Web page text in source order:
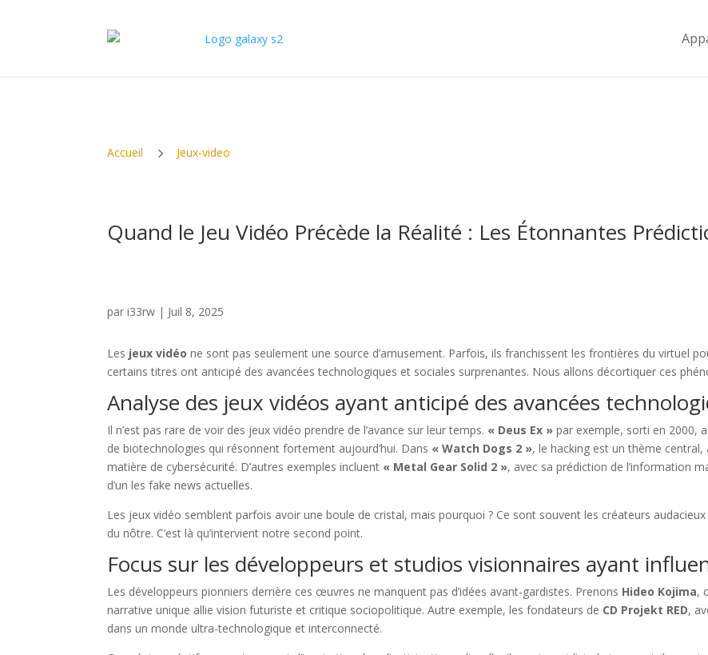
Accueil 5 Jeux-video
Quand le Jeu Vidéo Précède la Réalité : Les Étonnantes
pari33rw | Juil 8, 2025
Les jeux vidéo ne sont pas seulement une source d’amusement. Parfois, ils franchissent les frontières du virtuel
certains titres ont anticipé des avancées technologiques et sociales surprenantes. Nous allons décortiquer ces
Analyse des jeux vidéos ayant anticipé des avancées
Il n’est pas rare de voir des jeux vidéo prendre de l’avance sur leur temps. « Deus Ex » par exemple, sorti en 2000,
de biotechnologies qui résonnent fortement aujourd’hui. Dans « Watch Dogs 2 », le hacking est un thème
matière de cybersécurité. D’autres exemples incluent « Metal Gear Solid 2 », avec sa prédiction de l’information
d’un les fake news actuelles.
Les jeux vidéo semblent parfois avoir une boule de cristal, mais pourquoi ? Ce sont souvent les créateurs
du nôtre. C’est là qu’intervient notre second point.
Focus sur les développeurs et studios visionnaires ayant
Les développeurs pionniers derrière ces œuvres ne manquent pas d’idées avant-gardistes. Prenons Hideo Kojima,
narrative unique allie vision futuriste et critique sociopolitique. Autre exemple, les fondateurs de CD Projekt RED,
dans un monde ultra-technologique et interconnecté.